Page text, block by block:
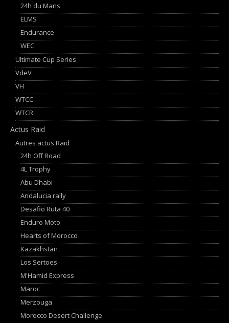
24h du Mans
ELMS
Endurance
WEC
Ultimate Cup Series
VdeV
VH
WTCC
WTCR
Actus Raid
Autres actus Raid
24h Off Road
4L Trophy
Abu Dhabi
Andalucia rally
Desafio Ruta 40
Enduro Moto
Hearts of Morocco
Kazakhstan
Los Sertoes
M'Hamid Express
Maroc
Merzouga
Morocco Desert Challenge